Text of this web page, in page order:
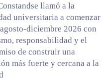
llamó a la
universitaria a comenzar
diciembre 2026 con
responsabilidad y el
de construir una
más fuerte y cercana a la